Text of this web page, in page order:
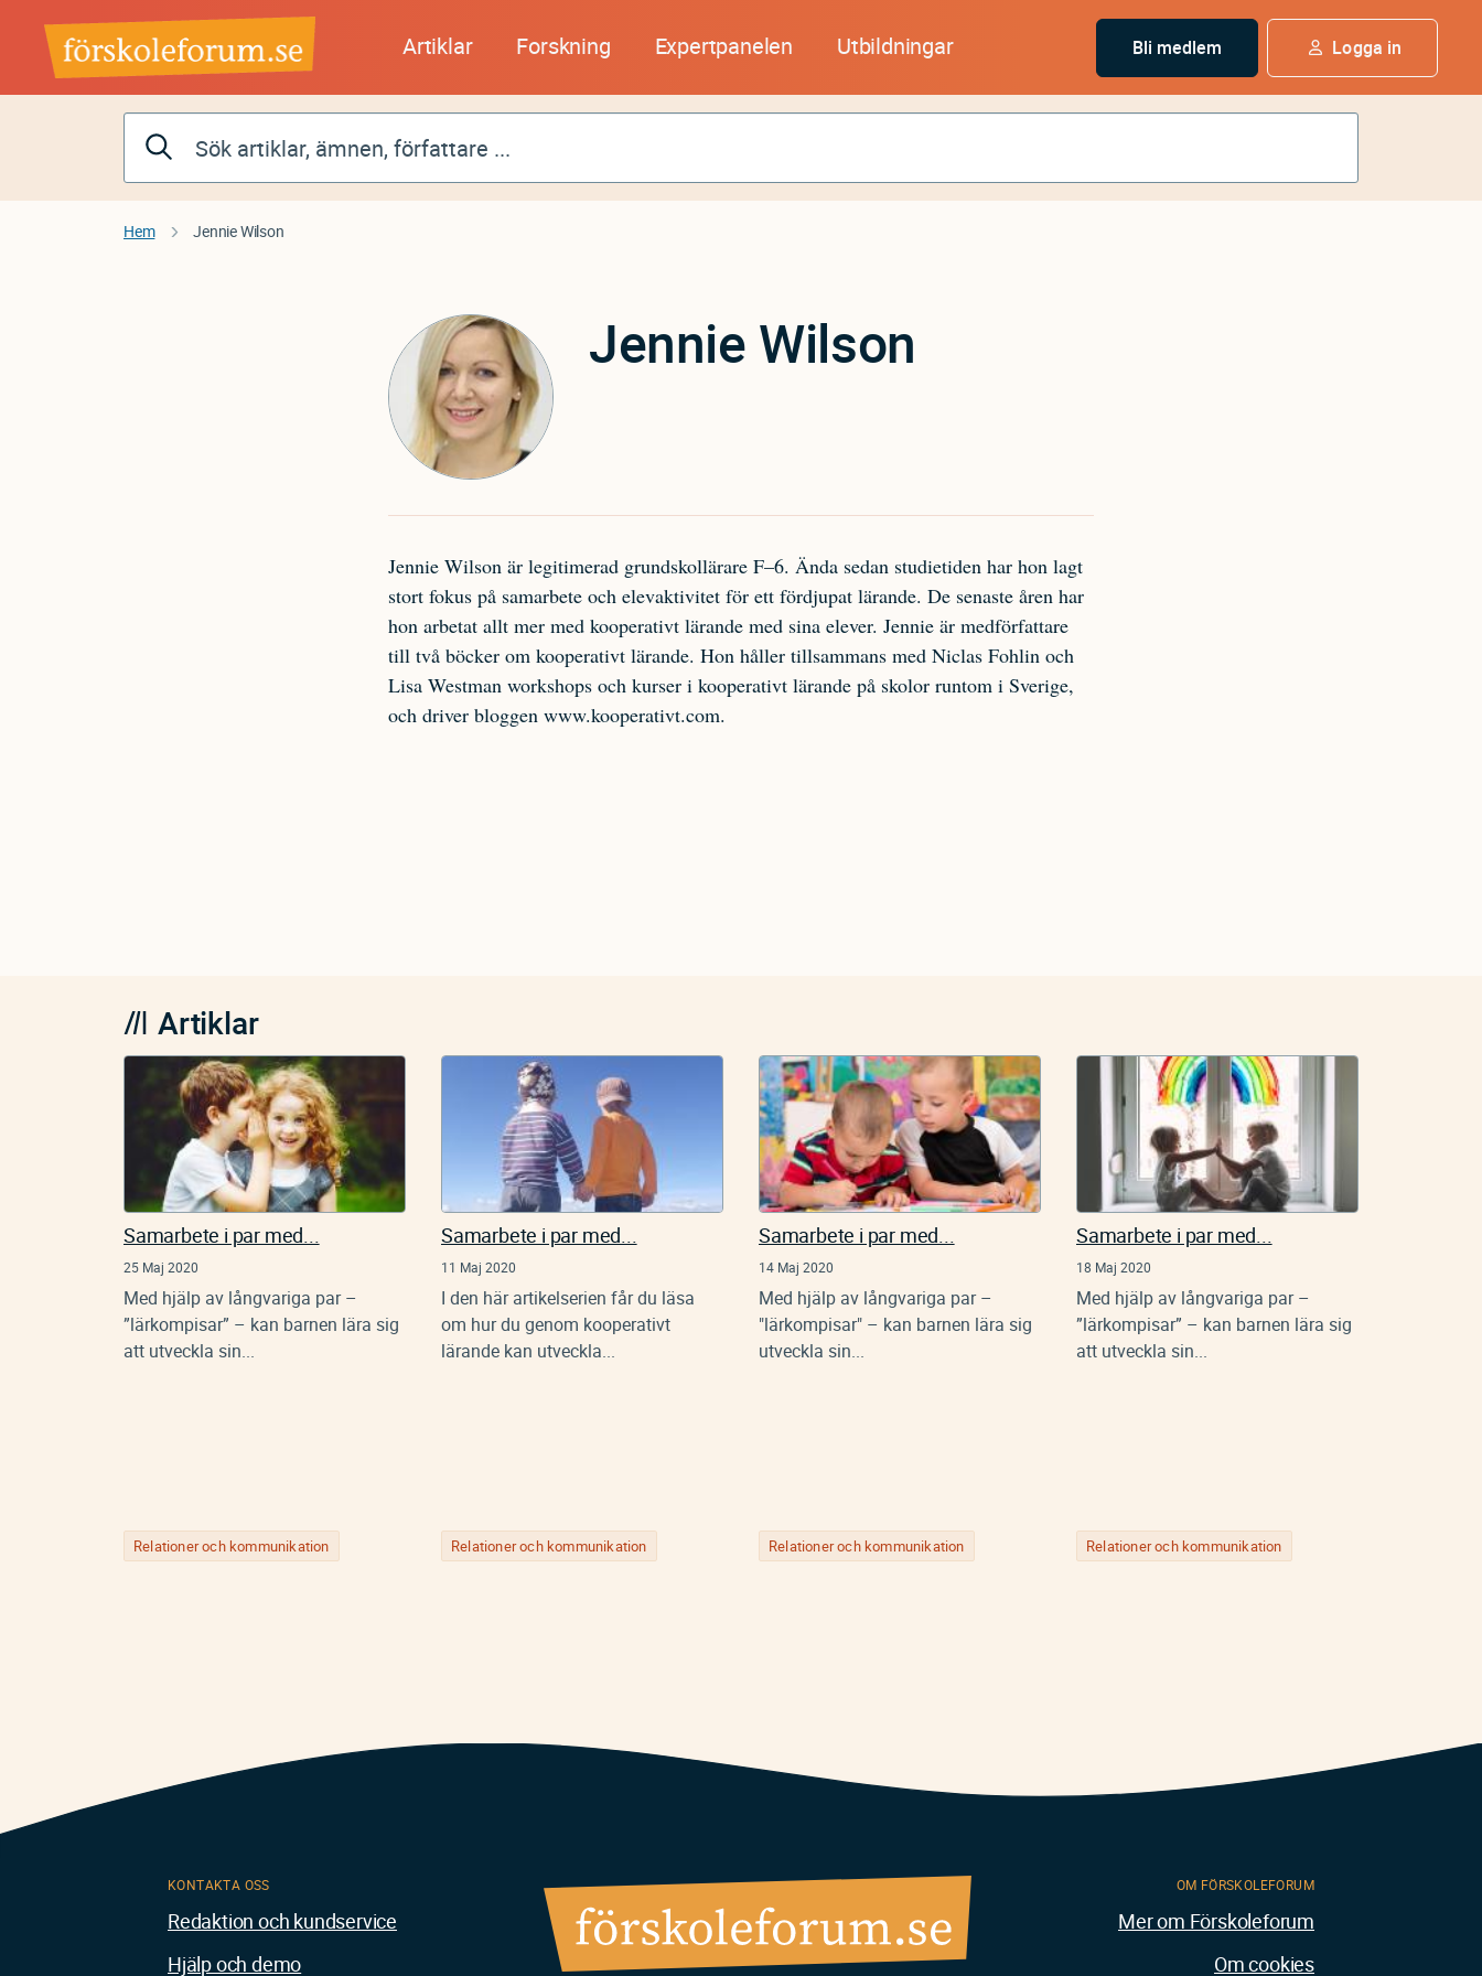
huvudinnehåll
Artiklar Forskning Expertpanelen Utbildningar Bli medlem Logga in
Hem Jennie Wilson
Jennie Wilson
Jennie Wilson är legitimerad grundskollärare F–6. Ända sedan studietiden har hon lagt
stort fokus på samarbete och elevaktivitet för ett fördjupat lärande. De senaste åren har
hon arbetat allt mer med kooperativt lärande med sina elever. Jennie är medförfattare
till två böcker om kooperativt lärande. Hon håller tillsammans med Niclas Fohlin och
Lisa Westman workshops och kurser i kooperativt lärande på skolor runtom i Sverige,
och driver bloggen www.kooperativt.com.
Artiklar
Samarbete i par med...
25 Maj 2020
Med hjälp av långvariga par –
”lärkompisar” – kan barnen lära sig
att utveckla sin...
Relationer och kommunikation
Samarbete i par med...
11 Maj 2020
I den här artikelserien får du läsa
om hur du genom kooperativt
lärande kan utveckla...
Relationer och kommunikation
Samarbete i par med...
14 Maj 2020
Med hjälp av långvariga par –
"lärkompisar" – kan barnen lära sig
utveckla sin...
Relationer och kommunikation
Samarbete i par med...
18 Maj 2020
Med hjälp av långvariga par –
”lärkompisar” – kan barnen lära sig
att utveckla sin...
Relationer och kommunikation
KONTAKTA OSS
Redaktion och kundservice
Hjälp och demo
OM FÖRSKOLEFORUM
Mer om Förskoleforum
Om cookies